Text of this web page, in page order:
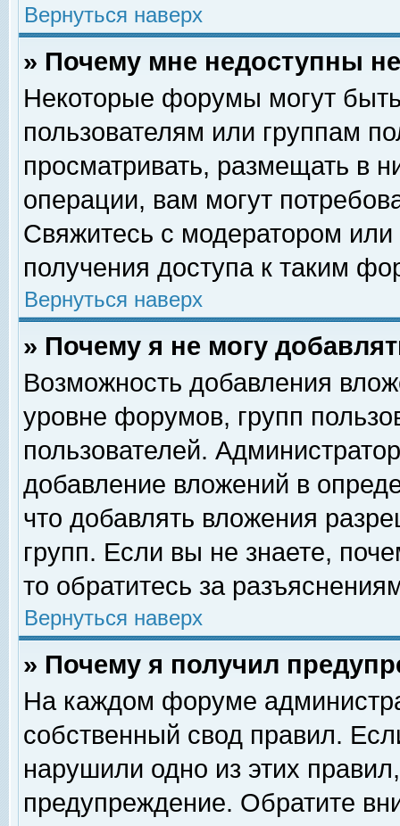
Вернуться наверх
» Почему мне недоступны
Некоторые форумы могут
пользователям или группам
просматривать, размещать в
операции, вам могут
Свяжитесь с модератором
получения доступа к таким
Вернуться наверх
» Почему я не могу
Возможность добавления
уровне форумов, групп
пользователей.
добавление вложений в
что добавлять вложения
групп. Если вы не знаете,
то обратитесь за
Вернуться наверх
» Почему я получил
На каждом форуме
собственный свод правил.
нарушили одно из этих
предупреждение. Обратите